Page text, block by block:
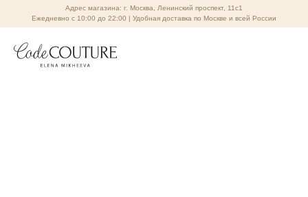
Адрес магазина: г. Москва, Ленинский проспект, 11с1
Ежедневно с 10:00 до 22:00 | Удобная доставка по Москве и всей России